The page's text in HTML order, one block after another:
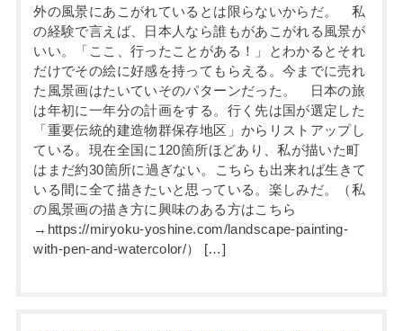
外の風景にあこがれているとは限らないからだ。 私
の経験で言えば、日本人なら誰もがあこがれる風景が
いい。「ここ、行ったことがある！」とわかるとそれ
だけでその絵に好感を持ってもらえる。今までに売れ
た風景画はたいていそのパターンだった。 日本の旅
は年初に一年分の計画をする。行く先は国が選定した
「重要伝統的建造物群保存地区」からリストアップし
ている。現在全国に120箇所ほどあり、私が描いた町
はまだ約30箇所に過ぎない。こちらも出来れば生きて
いる間に全て描きたいと思っている。楽しみだ。（私
の風景画の描き方に興味のある方はこちら
→https://miryoku-yoshine.com/landscape-painting-
with-pen-and-watercolor/） […]